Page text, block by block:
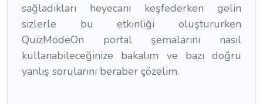
sağladıkları heyecanı keşfederken gelin
sizlerle bu etkinliği oluştururken
QuizModeOn portal şemalarını nasıl
kullanabileceğinize bakalım ve bazı doğru
yanlış sorularını beraber çözelim.